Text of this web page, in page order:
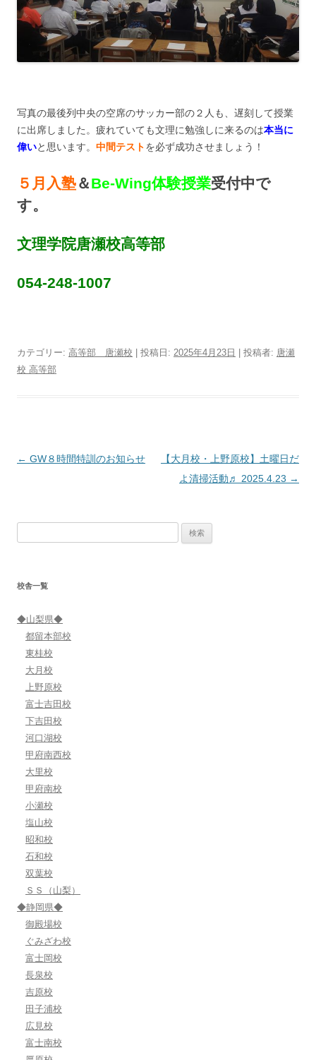
写真の最後列中央の空席のサッカー部の２人も、遅刻して授業
に出席しました。疲れていても文理に勉強しに来るのは本当に
偉いと思います。 中間テストを必ず成功させましょう！
５月入塾＆Be-Wing体験授業受付中で
す。
文理学院唐瀬校高等部
054-248-1007
カテゴリー: 高等部 唐瀬校 | 投稿日: 2025年4月23日 | 投稿者: 唐瀬
校 高等部
投
ン
← GW８時間特訓のお知らせ
【大月校・上野原校】土曜日だ
よ清掃活動♬ 2025.4.23 →
索:
校舎一覧
◆山梨県◆
都留本部校
東桂校
大月校
上野原校
富士吉田校
下吉田校
河口湖校
甲府南西校
大里校
甲府南校
小瀬校
塩山校
昭和校
石和校
双葉校
ＳＳ（山梨）
◆静岡県◆
御殿場校
ぐみざわ校
富士岡校
長泉校
吉原校
田子浦校
広見校
富士南校